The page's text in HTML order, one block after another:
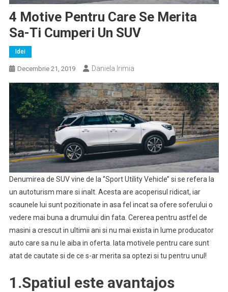
4 Motive Pentru Care Se Merita
Sa-Ti Cumperi Un SUV
Idei
Decembrie 21, 2019 Daniela Irimia
Denumirea de SUV vine de la ‘’Sport Utility Vehicle’’ si se refera la
un autoturism mare si inalt. Acesta are acoperisul ridicat, iar
scaunele lui sunt pozitionate in asa fel incat sa ofere soferului o
vedere mai buna a drumului din fata. Cererea pentru astfel de
masini a crescut in ultimii ani si nu mai exista in lume producator
auto care sa nu le aiba in oferta. Iata motivele pentru care sunt
atat de cautate si de ce s-ar merita sa optezi si tu pentru unul!
1.Spatiul este avantajos